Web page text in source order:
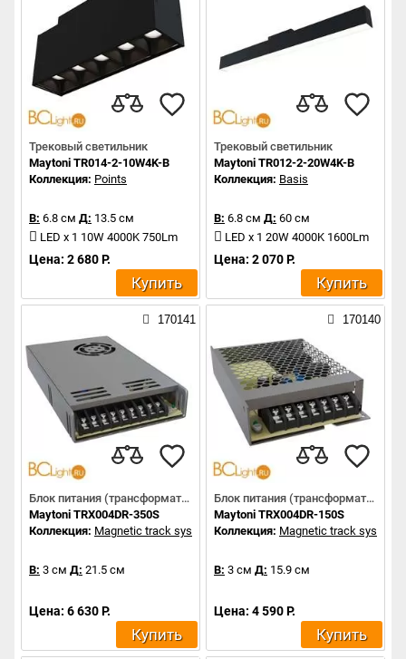
Трековый светильник
Maytoni TR014-2-10W4K-B
Коллекция: Points
В: 6.8 см Д: 13.5 см
LED x 1 10W 4000K 750Lm
Цена: 2 680 Р.
Купить
Трековый светильник
Maytoni TR012-2-20W4K-B
Коллекция: Basis
В: 6.8 см Д: 60 см
LED x 1 20W 4000K 1600Lm
Цена: 2 070 Р.
Купить
170141
Блок питания (трансформатор)
Maytoni TRX004DR-350S
Коллекция: Magnetic track system
В: 3 см Д: 21.5 см
Цена: 6 630 Р.
Купить
170140
Блок питания (трансформатор)
Maytoni TRX004DR-150S
Коллекция: Magnetic track system
В: 3 см Д: 15.9 см
Цена: 4 590 Р.
Купить